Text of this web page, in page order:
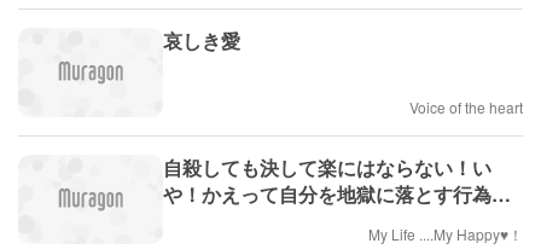
哀しき愛
Voice of the heart
自殺しても決して楽にはならない！い
や！かえって自分を地獄に落とす行為
My Life ....My Happy♥！